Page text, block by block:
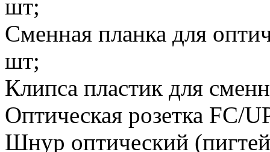
шт;
Сменная планка для
шт;
Клипса пластик для
Оптическая розетка FC/
Шнур оптический